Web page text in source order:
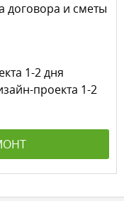
договора и сметы
1-2 дня
проекта 1-2